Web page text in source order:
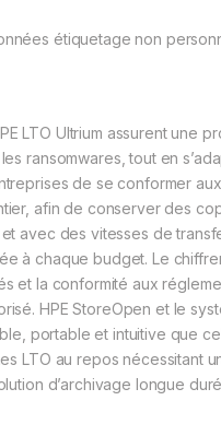
étiquetage non
LTO Ultrium assurent une
ransomwares, tout en
de se conformer
afin de conserver des
avec des vitesses de
à chaque budget. Le
et la conformité aux
HPE StoreOpen et le
portable et intuitive que
LTO au repos nécessitant
d’archivage longue